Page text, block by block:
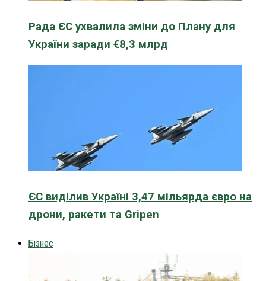
Рада ЄС ухвалила зміни до Плану для
України заради €8,3 млрд
ЄС виділив Україні 3,47 мільярда євро на
дрони, ракети та Gripen
Бізнес